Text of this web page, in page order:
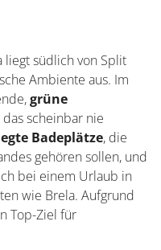
südlich von Split
Ambiente aus. Im
grüne
scheinbar nie
Badeplätze, die
gehören sollen,
bei einem
Orten wie Brela.